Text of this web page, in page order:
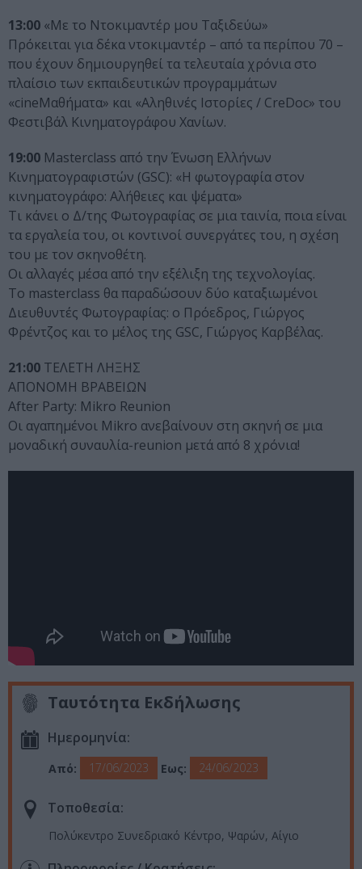
13:00 «Με το Ντοκιμαντέρ μου Ταξιδεύω»
Πρόκειται για δέκα ντοκιμαντέρ – από τα περίπου 70 –
που έχουν δημιουργηθεί τα τελευταία χρόνια στο
πλαίσιο των εκπαιδευτικών προγραμμάτων
«cineΜαθήματα» και «Αληθινές Ιστορίες / CreDoc» του
Φεστιβάλ Κινηματογράφου Χανίων.
19:00 Masterclass από την Ένωση Ελλήνων
Κινηματογραφιστών (GSC): «Η φωτογραφία στον
κινηματογράφο: Αλήθειες και ψέματα»
Τι κάνει ο Δ/της Φωτογραφίας σε μια ταινία, ποια είναι
τα εργαλεία του, οι κοντινοί συνεργάτες του, η σχέση
του με τον σκηνοθέτη.
Οι αλλαγές μέσα από την εξέλιξη της τεχνολογίας.
Το masterclass θα παραδώσουν δύο καταξιωμένοι
Διευθυντές Φωτογραφίας: ο Πρόεδρος, Γιώργος
Φρέντζος και το μέλος της GSC, Γιώργος Καρβέλας.
21:00 ΤΕΛΕΤΗ ΛΗΞΗΣ
ΑΠΟΝΟΜΗ ΒΡΑΒΕΙΩΝ
After Party: Mikro Reunion
Οι αγαπημένοι Mikro ανεβαίνουν στη σκηνή σε μια
μοναδική συναυλία-reunion μετά από 8 χρόνια!
Ταυτότητα Εκδήλωσης
Ημερομηνία:
Από: 17/06/2023 Εως: 24/06/2023
Τοποθεσία:
Πολύκεντρο Συνεδριακό Κέντρο, Ψαρών, Αίγιο